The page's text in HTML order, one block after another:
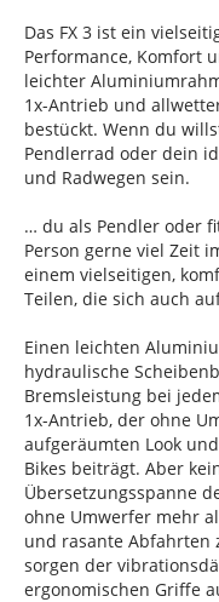
Das FX 3 ist ein
Performance, Komfort
leichter
1x-Antrieb und
bestückt. Wenn du
Pendlerrad oder dein
und Radwegen sein.
… du als Pendler oder
Person gerne viel Zeit
einem vielseitigen,
Teilen, die sich auch
Einen leichten
hydraulische
Bremsleistung bei
1x-Antrieb, der ohne
aufgeräumten Look
Bikes beiträgt. Aber
Übersetzungsspanne
ohne Umwerfer mehr
und rasante Abfahrten
sorgen der
ergonomischen Griffe